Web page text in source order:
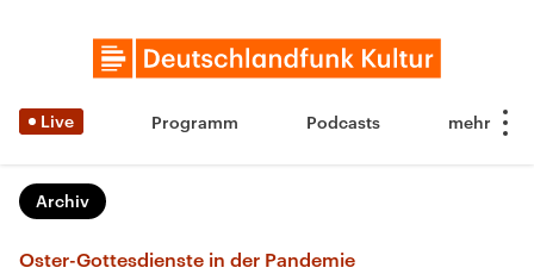
Live Programm Podcasts
Archiv
Oster-Gottesdienste in der Pandemie